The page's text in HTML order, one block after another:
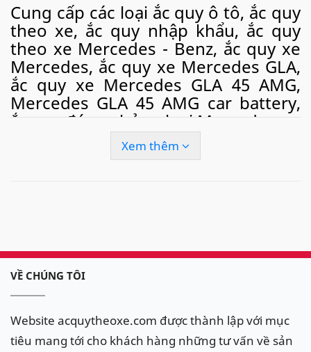
Cung cấp các loại ắc quy ô tô, ắc quy
theo xe, ắc quy nhập khẩu, ắc quy
theo xe Mercedes - Benz, ắc quy xe
Mercedes, ắc quy xe Mercedes GLA,
ắc quy xe Mercedes GLA 45 AMG,
Mercedes GLA 45 AMG car battery,
ắc quy đúng chủng loại Mercedes.
Ngoài việc bán hàng cho các doanh nghiệp, phân
thành phố Hồ Chí Minh, Đà Nẵng, Hải Phòng.. với
tốc độ nhanh chóng và dịch vụ tận tình, giá cả hợp
Dịch vụ chuyên nghiệp, sản phẩm dán tem đảm
bảo, lắp đặt miễn phí tận nơi 24/7
Xem thêm
VỀ CHÚNG TÔI
Website acquytheoxe.com được thành lập với mục
tiêu mang tới cho khách hàng những tư vấn về sản